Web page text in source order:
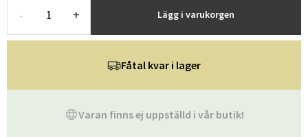
- + Lägg i varukorgen
Varan finns ej uppställd i vår butik!
Fåtal kvar i lager